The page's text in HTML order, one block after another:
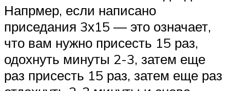
Напрмер, если написано
приседания 3х15 — это означает,
что вам нужно присесть 15 раз,
одохнуть минуты 2-3, затем еще
раз присесть 15 раз, затем еще раз